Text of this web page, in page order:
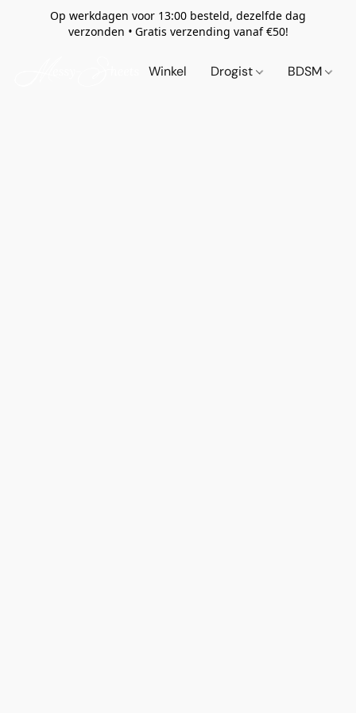
Op werkdagen voor 13:00 besteld, dezelfde dag
verzonden • Gratis verzending vanaf €50!
Winkel Drogist BDSM